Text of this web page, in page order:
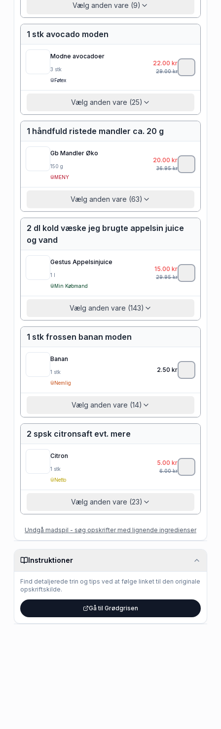
Vælg anden vare (9)
1 stk avocado moden
Modne avocadoer
3 stk
Føtex
22.00 kr
29.00kr
Vælg anden vare (25)
1 håndfuld ristede mandler ca. 20 g
Gb Mandler Øko
150 g
MENY
20.00 kr
36.95kr
Vælg anden vare (63)
2 dl kold væske jeg brugte appelsin juice
og vand
Gestus Appelsinjuice
1 l
Min Købmand
15.00 kr
29.95kr
Vælg anden vare (143)
1 stk frossen banan moden
Banan
1 stk
Nemlig
2.50 kr
Vælg anden vare (14)
2 spsk citronsaft evt. mere
Citron
1 stk
Netto
5.00 kr
6.00kr
Vælg anden vare (23)
Undgå madspil - søg opskrifter med lignende ingredienser
Instruktioner
Find detaljerede trin og tips ved at følge linket til den originale
opskriftskilde.
Gå til Grødgrisen